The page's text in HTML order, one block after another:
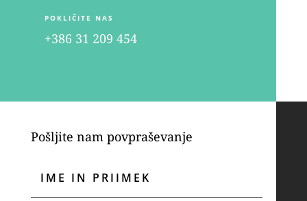
POKLIČITE NAS
+386 31 209 454
Pošljite nam povpraševanje